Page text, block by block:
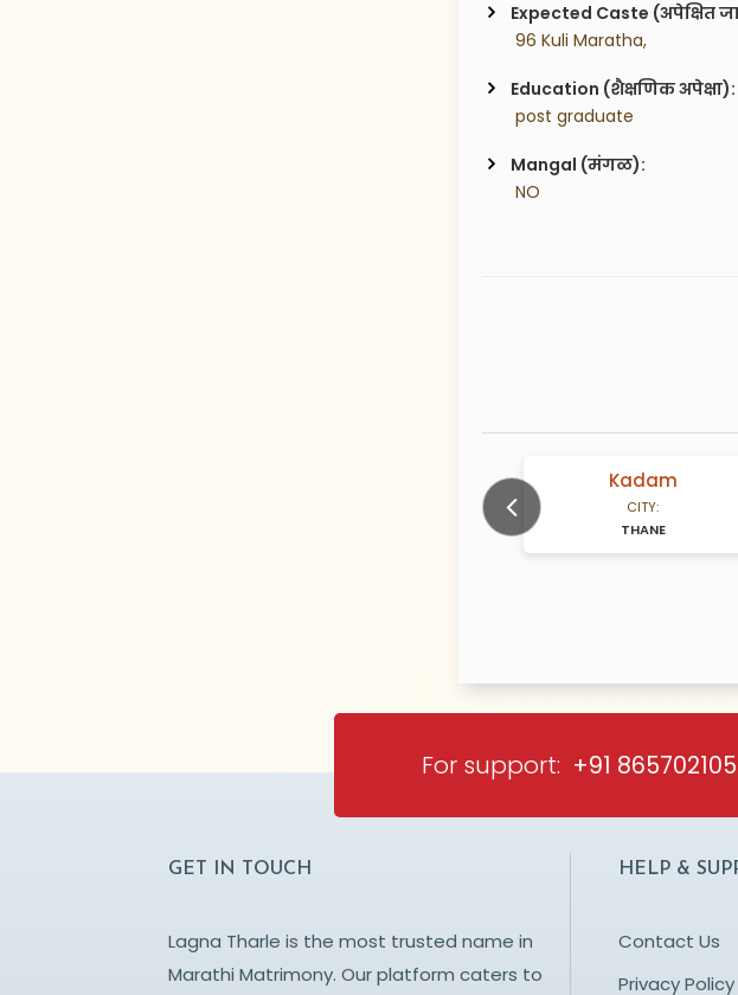
Expected Caste (अपेक्षित
96 Kuli Maratha,
Education (शैक्षणिक अपेक्षा):
post graduate
Mangal (मंगळ):
NO
Previous
N/A Years oldKadam
CITY:
THANE
For support: +91
GET IN TOUCH
Lagna Tharle is the most trusted name in
Marathi Matrimony. Our platform caters to
HELP &
Contact Us
Privacy Policy